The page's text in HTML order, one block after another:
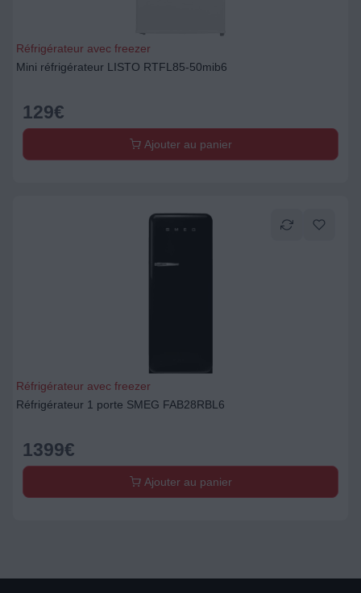
Réfrigérateur avec freezer
Mini réfrigérateur LISTO RTFL85-50mib6
129€
Ajouter au panier
Réfrigérateur avec freezer
Réfrigérateur 1 porte SMEG FAB28RBL6
1399€
Ajouter au panier